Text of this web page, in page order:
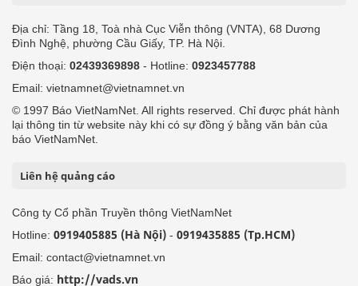
Địa chỉ: Tầng 18, Toà nhà Cục Viễn thông (VNTA), 68 Dương
Đình Nghệ, phường Cầu Giấy, TP. Hà Nội.
Điện thoại: 02439369898 - Hotline: 0923457788
Email: vietnamnet@vietnamnet.vn
© 1997 Báo VietNamNet. All rights reserved. Chỉ được phát hành
lại thông tin từ website này khi có sự đồng ý bằng văn bản của
báo VietNamNet.
Liên hệ quảng cáo
Công ty Cổ phần Truyền thông VietNamNet
Hotline: 0919405885 (Hà Nội) - 0919435885 (Tp.HCM)
Email: contact@vietnamnet.vn
Báo giá: http://vads.vn